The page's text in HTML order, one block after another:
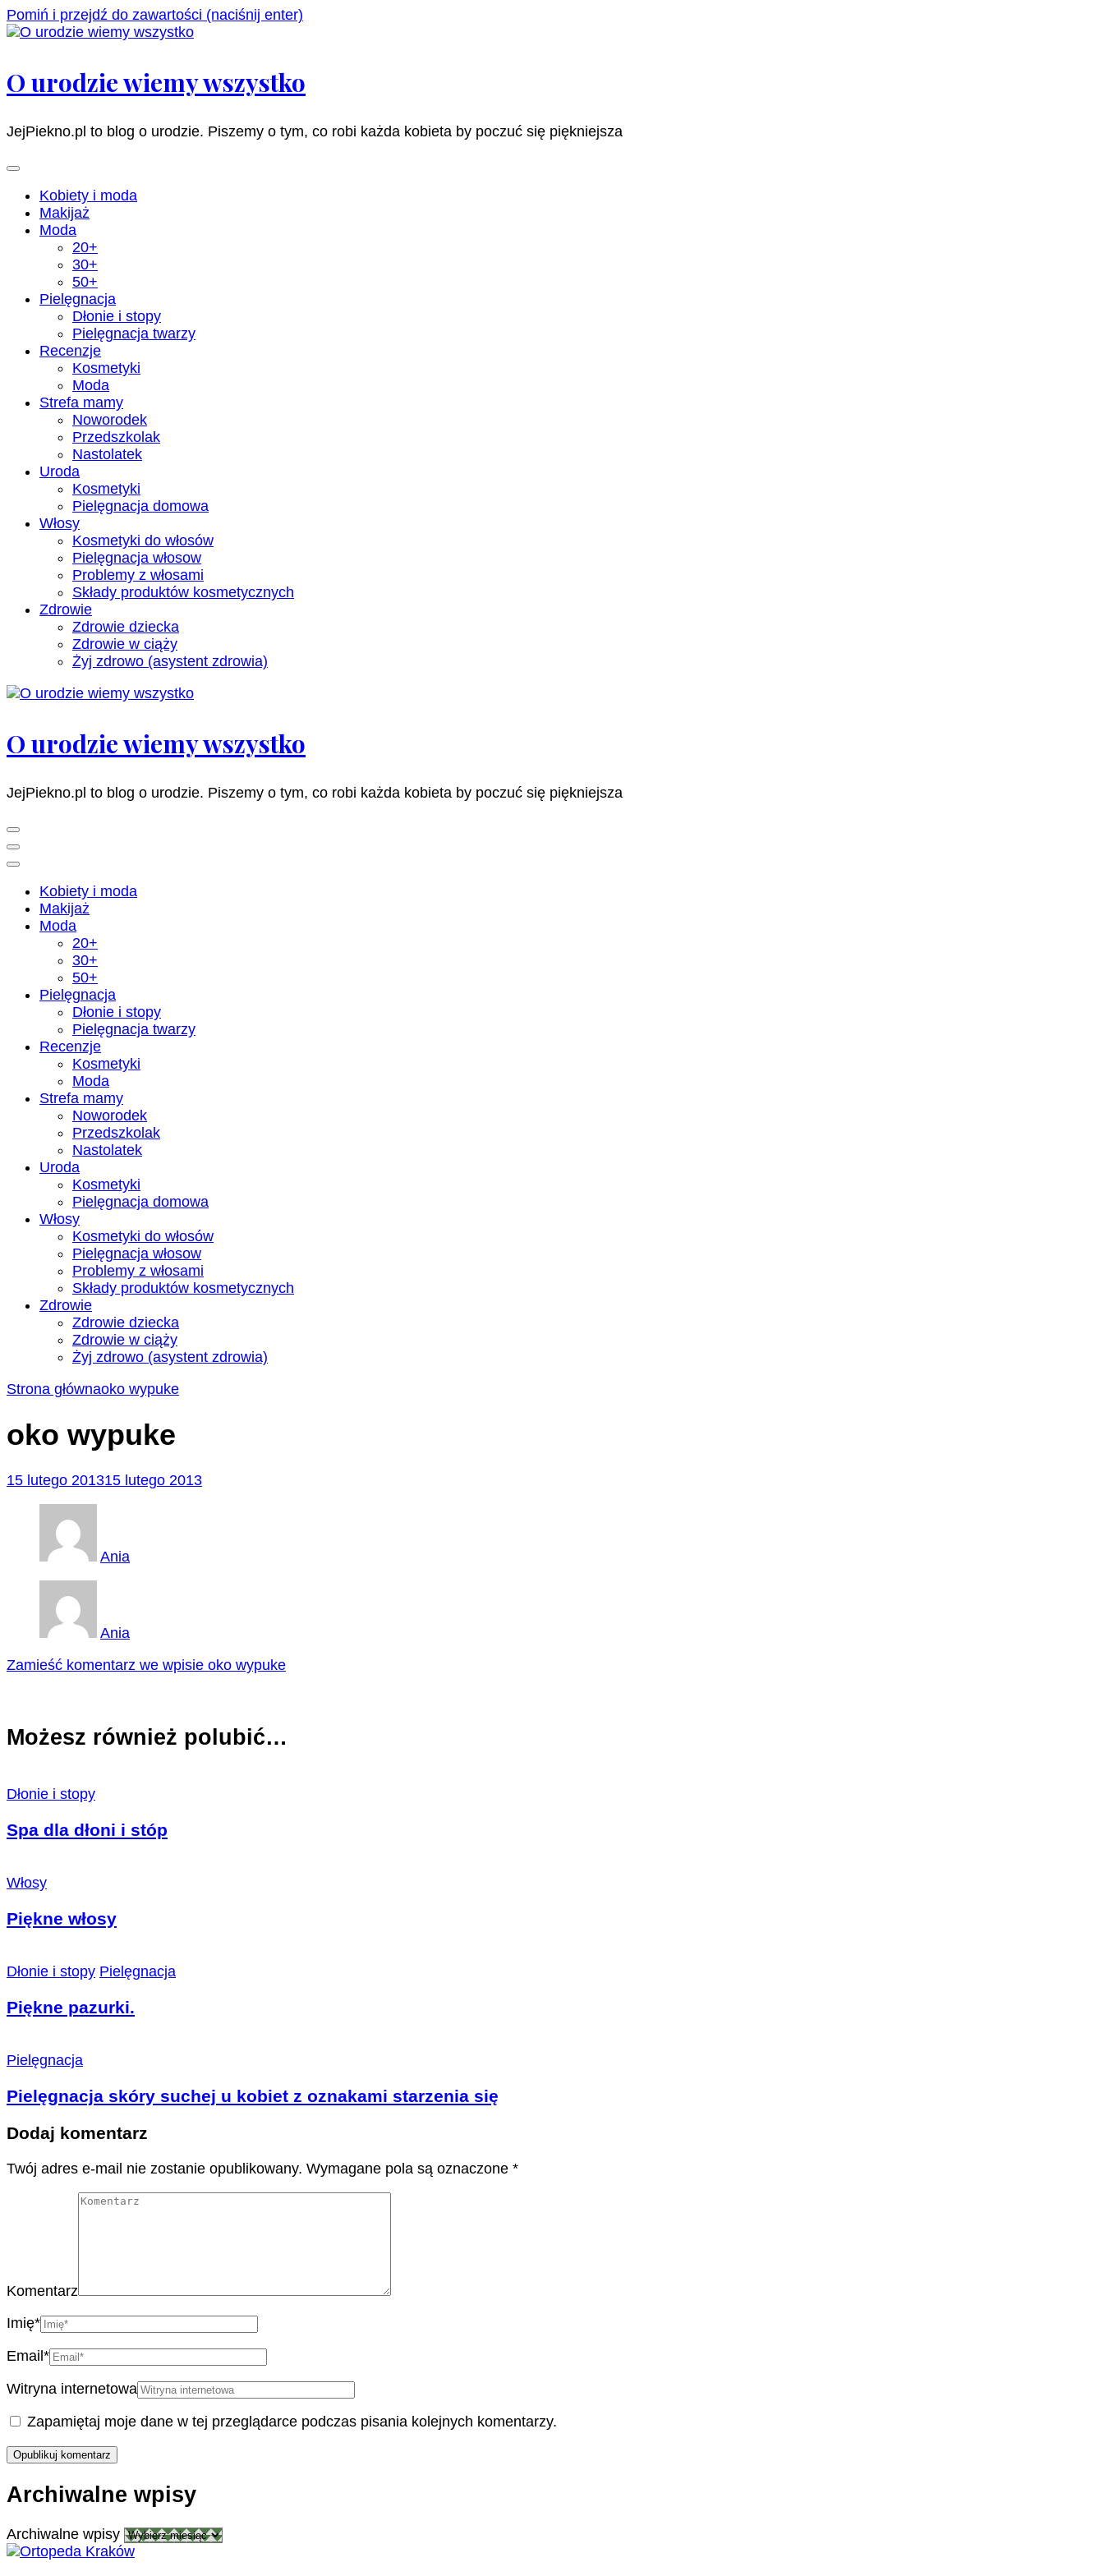
Pomiń i przejdź do zawartości (naciśnij enter)
O urodzie wiemy wszystko
JejPiekno.pl to blog o urodzie. Piszemy o tym, co robi każda kobieta by poczuć się piękniejsza
Kobiety i moda
Makijaż
Moda
20+
30+
50+
Pielęgnacja
Dłonie i stopy
Pielęgnacja twarzy
Recenzje
Kosmetyki
Moda
Strefa mamy
Noworodek
Przedszkolak
Nastolatek
Uroda
Kosmetyki
Pielęgnacja domowa
Włosy
Kosmetyki do włosów
Pielęgnacja włosow
Problemy z włosami
Składy produktów kosmetycznych
Zdrowie
Zdrowie dziecka
Zdrowie w ciąży
Żyj zdrowo (asystent zdrowia)
O urodzie wiemy wszystko
JejPiekno.pl to blog o urodzie. Piszemy o tym, co robi każda kobieta by poczuć się piękniejsza
Kobiety i moda
Makijaż
Moda
20+
30+
50+
Pielęgnacja
Dłonie i stopy
Pielęgnacja twarzy
Recenzje
Kosmetyki
Moda
Strefa mamy
Noworodek
Przedszkolak
Nastolatek
Uroda
Kosmetyki
Pielęgnacja domowa
Włosy
Kosmetyki do włosów
Pielęgnacja włosow
Problemy z włosami
Składy produktów kosmetycznych
Zdrowie
Zdrowie dziecka
Zdrowie w ciąży
Żyj zdrowo (asystent zdrowia)
Strona głównaoko wypuke
oko wypuke
15 lutego 201315 lutego 2013
Ania
Ania
Zamieść komentarz we wpisie oko wypuke
Możesz również polubić…
Dłonie i stopy
Spa dla dłoni i stóp
Włosy
Piękne włosy
Dłonie i stopy Pielęgnacja
Piękne pazurki.
Pielęgnacja
Pielęgnacja skóry suchej u kobiet z oznakami starzenia się
Dodaj komentarz
Twój adres e-mail nie zostanie opublikowany. Wymagane pola są oznaczone *
Komentarz
Imię*
Email *
Witryna internetowa
Zapamiętaj moje dane w tej przeglądarce podczas pisania kolejnych komentarzy.
Archiwalne wpisy
Archiwalne wpisy